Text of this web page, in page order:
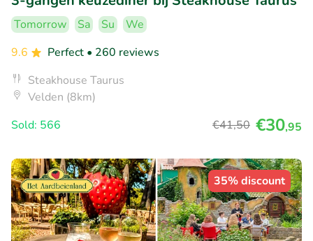
Tomorrow Sa Su
We
9.6
Perfect • 260 reviews
Steakhouse Taurus
Velden (8km)
Sold: 566
€41,50 €30,95
35% discount